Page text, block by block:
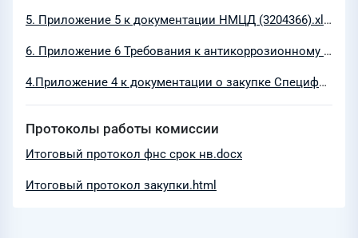
5. Приложение 5 к документации НМЦД (3204366).xlsx
6. Приложение 6 Требования к антикоррозионному покрытию (3204367).docx
4.Приложение 4 к документации о закупке Спецификация (3204365).xlsx
Протоколы работы комиссии
Итоговый протокол фнс срок нв.docx
Итоговый протокол закупки.html